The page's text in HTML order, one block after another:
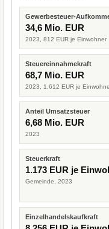
Gewerbesteuer-
34,6 Mio. EUR
2023, 812 EUR je Einwohner
Steuereinnahmekraft
68,7 Mio. EUR
2023, 1.612 EUR je
Anteil Umsatzsteuer
6,68 Mio. EUR
2023
Steuerkraft
1.173 EUR je
Gemeinde, 2023
Einzelhandelskaufkraft